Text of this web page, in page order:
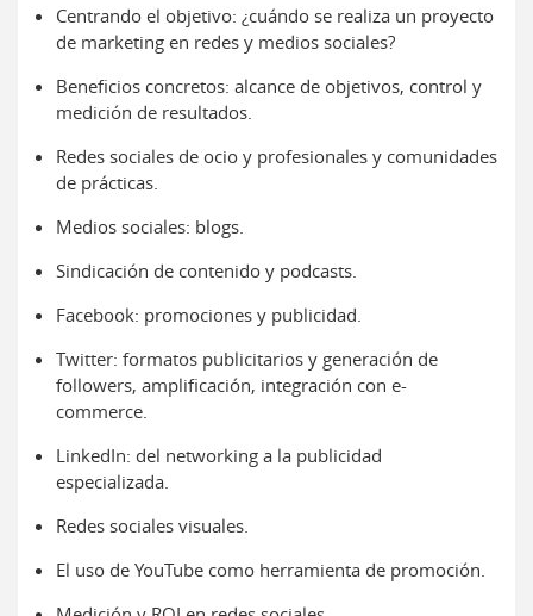
Centrando el objetivo: ¿cuándo se realiza un proyecto
de marketing en redes y medios sociales?
Beneficios concretos: alcance de objetivos, control y
medición de resultados.
Redes sociales de ocio y profesionales y comunidades
de prácticas.
Medios sociales: blogs.
Sindicación de contenido y podcasts.
Facebook: promociones y publicidad.
Twitter: formatos publicitarios y generación de
followers, amplificación, integración con e-
commerce.
LinkedIn: del networking a la publicidad
especializada.
Redes sociales visuales.
El uso de YouTube como herramienta de promoción.